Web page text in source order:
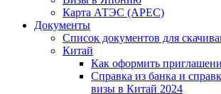
Карта АТЭС (APEC)
Документы
Список документов для
Китай
Как оформить
Справка из банка и
визы в Китай 2024